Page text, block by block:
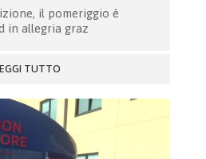
il pomeriggio è
in allegria graz
TUTTO